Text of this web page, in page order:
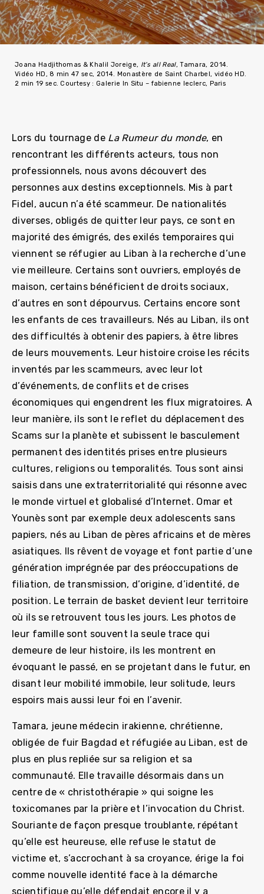
Joana Hadjithomas & Khalil Joreige, It’s all Real, Tamara, 2014.
Vidéo HD, 8 min 47 sec, 2014. Monastère de Saint Charbel, vidéo HD.
2 min 19 sec. Courtesy : Galerie In Situ – fabienne leclerc, Paris
Lors du tournage de La Rumeur du monde, en
rencontrant les différents acteurs, tous non
professionnels, nous avons découvert des
personnes aux destins exceptionnels. Mis à part
Fidel, aucun n’a été scammeur. De nationalités
diverses, obligés de quitter leur pays, ce sont en
majorité des émigrés, des exilés temporaires qui
viennent se réfugier au Liban à la recherche d’une
vie meilleure. Certains sont ouvriers, employés de
maison, certains bénéficient de droits sociaux,
d’autres en sont dépourvus. Certains encore sont
les enfants de ces travailleurs. Nés au Liban, ils ont
des difficultés à obtenir des papiers, à être libres
de leurs mouvements. Leur histoire croise les récits
inventés par les scammeurs, avec leur lot
d’événements, de conflits et de crises
économiques qui engendrent les flux migratoires. A
leur manière, ils sont le reflet du déplacement des
Scams sur la planète et subissent le basculement
permanent des identités prises entre plusieurs
cultures, religions ou temporalités. Tous sont ainsi
saisis dans une extraterritorialité qui résonne avec
le monde virtuel et globalisé d’Internet. Omar et
Younès sont par exemple deux adolescents sans
papiers, nés au Liban de pères africains et de mères
asiatiques. Ils rêvent de voyage et font partie d’une
génération imprégnée par des préoccupations de
filiation, de transmission, d’origine, d’identité, de
position. Le terrain de basket devient leur territoire
où ils se retrouvent tous les jours. Les photos de
leur famille sont souvent la seule trace qui
demeure de leur histoire, ils les montrent en
évoquant le passé, en se projetant dans le futur, en
disant leur mobilité immobile, leur solitude, leurs
espoirs mais aussi leur foi en l’avenir.
Tamara, jeune médecin irakienne, chrétienne,
obligée de fuir Bagdad et réfugiée au Liban, est de
plus en plus repliée sur sa religion et sa
communauté. Elle travaille désormais dans un
centre de « christothérapie » qui soigne les
toxicomanes par la prière et l’invocation du Christ.
Souriante de façon presque troublante, répétant
qu’elle est heureuse, elle refuse le statut de
victime et, s’accrochant à sa croyance, érige la foi
comme nouvelle identité face à la démarche
scientifique qu’elle défendait encore il y a